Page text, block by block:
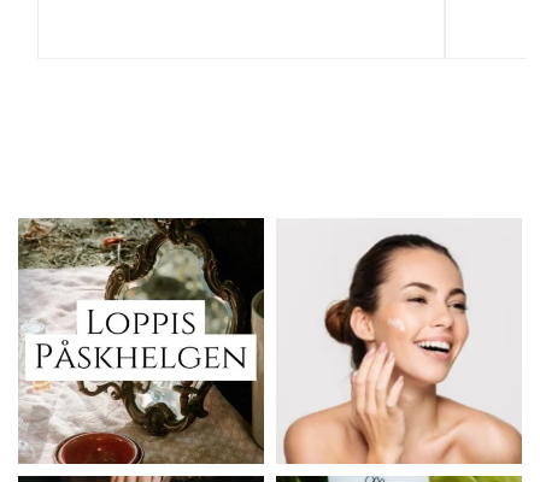
Vi skall ha loppis!
I Vellnez anda;...
6 0
Behandlingserbjudande
februari-mars!
Vi...
0